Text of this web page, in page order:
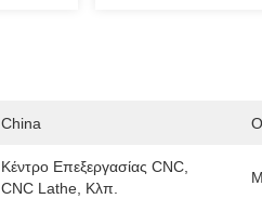
China
Κέντρο Επεξεργασίας CNC,
CNC Lathe, Κλπ.